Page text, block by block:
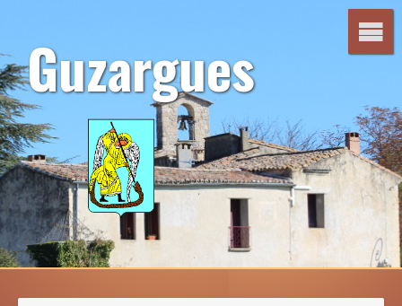
contenuGuzargues